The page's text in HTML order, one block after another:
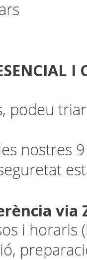
I
podeu
nostres
via
i horaris